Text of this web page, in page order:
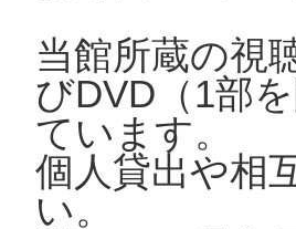
当館所蔵の視
びDVD（1部
ています。
個人貸出や相
い。